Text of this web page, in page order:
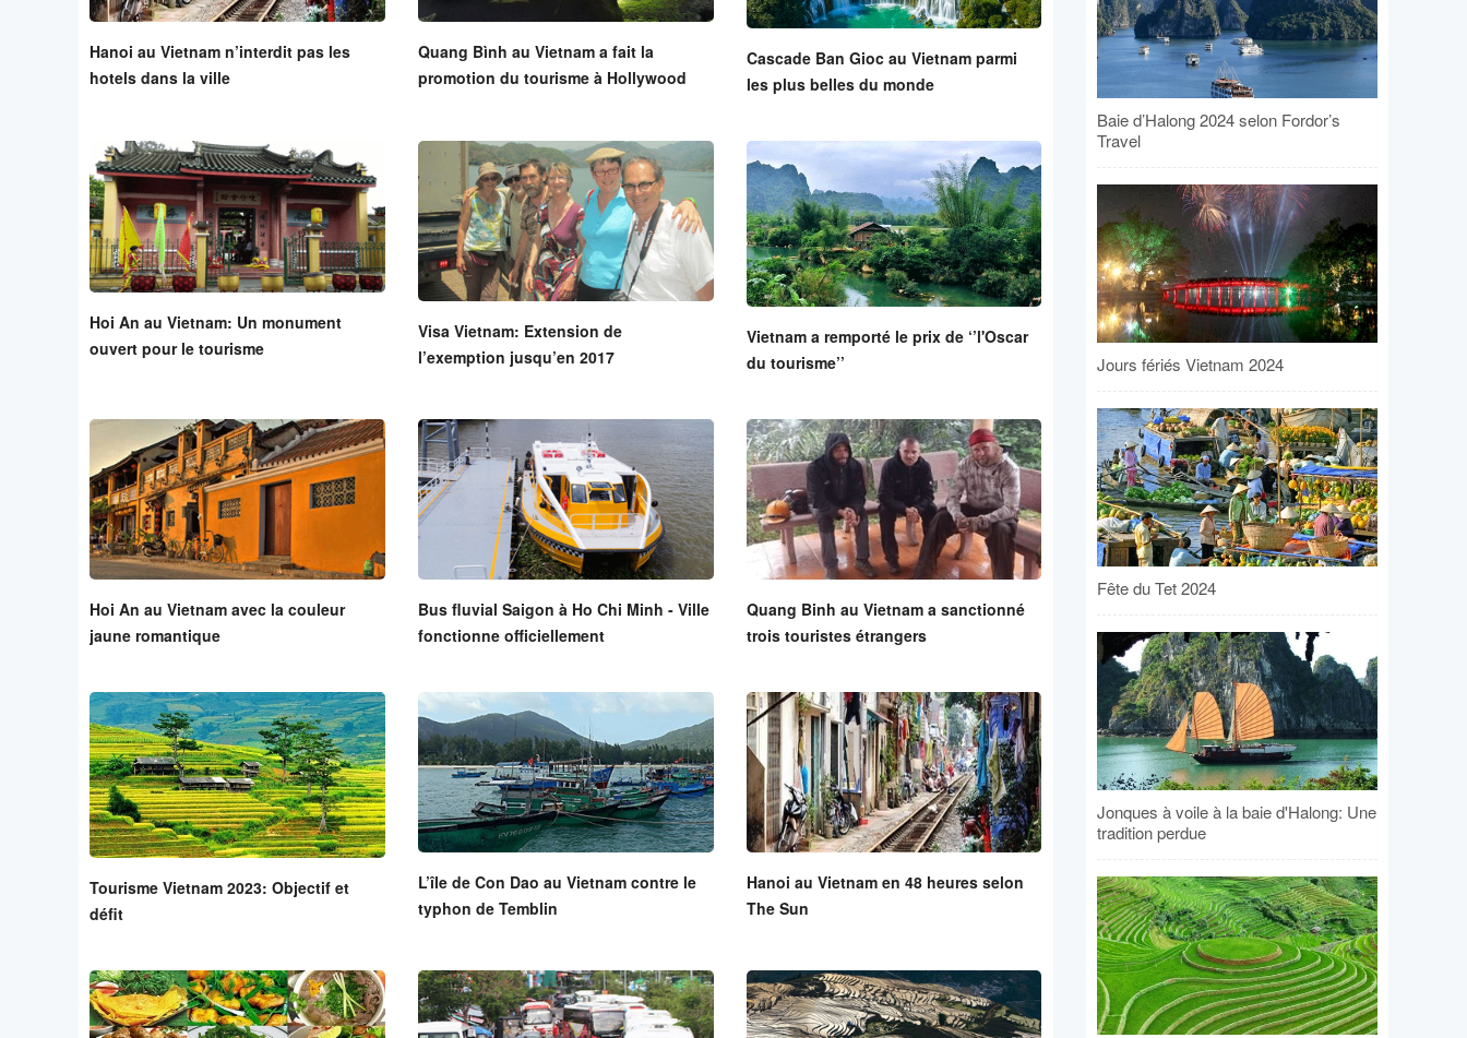
Hanoi au Vietnam n’interdit pas les
hotels dans la ville
Quang Bình au Vietnam a fait la
promotion du tourisme à Hollywood
Cascade Ban Gioc au Vietnam parmi
les plus belles du monde
Hoi An au Vietnam: Un monument
ouvert pour le tourisme
Visa Vietnam: Extension de
l’exemption jusqu’en 2017
Vietnam a remporté le prix de ‘’l'Oscar
du tourisme’’
Hoi An au Vietnam avec la couleur
jaune romantique
Bus fluvial Saigon à Ho Chi Minh - Ville
fonctionne officiellement
Quang Binh au Vietnam a sanctionné
trois touristes étrangers
Tourisme Vietnam 2023: Objectif et
défit
L’île de Con Dao au Vietnam contre le
typhon de Temblin
Hanoi au Vietnam en 48 heures selon
The Sun
Baie d’Halong 2024 selon Fordor’s
Travel
Jours fériés Vietnam 2024
Fête du Tet 2024
Jonques à voile à la baie d'Halong: Une
tradition perdue